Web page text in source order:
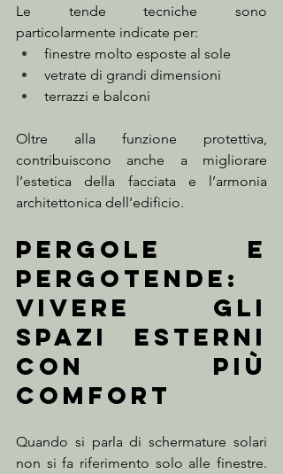
Le tende tecniche sono
particolarmente indicate per:
finestre molto esposte al sole
vetrate di grandi dimensioni
terrazzi e balconi
Oltre alla funzione protettiva,
contribuiscono anche a migliorare
l’estetica della facciata e l’armonia
architettonica dell’edificio.
Pergole e
pergotende:
vivere gli
spazi esterni
con più
comfort
Quando si parla di schermature solari
non si fa riferimento solo alle finestre.